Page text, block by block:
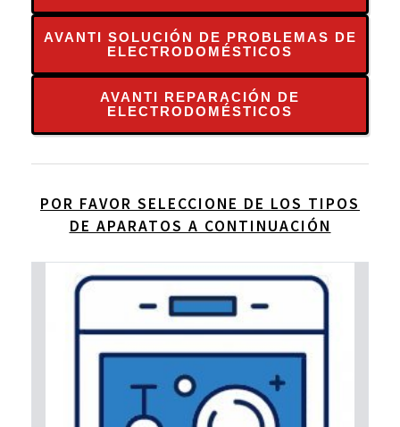
AVANTI SOLUCIÓN DE PROBLEMAS DE
ELECTRODOMÉSTICOS
AVANTI REPARACIÓN DE
ELECTRODOMÉSTICOS
POR FAVOR SELECCIONE DE LOS TIPOS
DE APARATOS A CONTINUACIÓN